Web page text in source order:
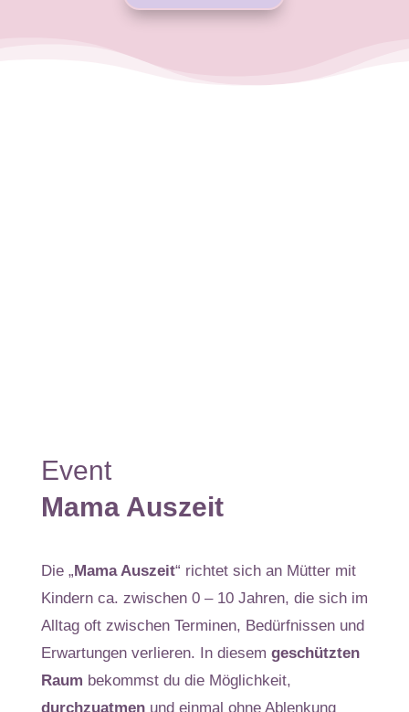
Event
Mama Auszeit
Die „Mama Auszeit“ richtet sich an Mütter mit
Kindern ca. zwischen 0 – 10 Jahren, die sich im
Alltag oft zwischen Terminen, Bedürfnissen und
Erwartungen verlieren. In diesem geschützten
Raum bekommst du die Möglichkeit,
durchzuatmenund einmal ohne Ablenkung